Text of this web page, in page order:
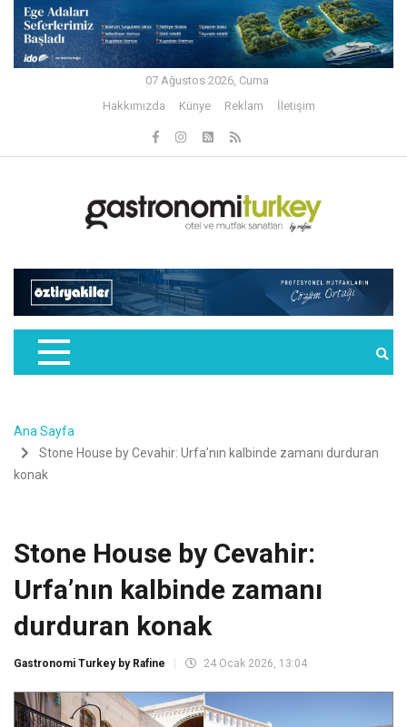
07 Ağustos 2026, Cuma
Hakkımızda
Künye Reklam İletişim
Ana Sayfa
Stone House by Cevahir: Urfa’nın kalbinde zamanı durduran
konak
Stone House by Cevahir:
Urfa’nın kalbinde zamanı
durduran konak
Gastronomi Turkey by Rafine 24 Ocak 2026, 13:04